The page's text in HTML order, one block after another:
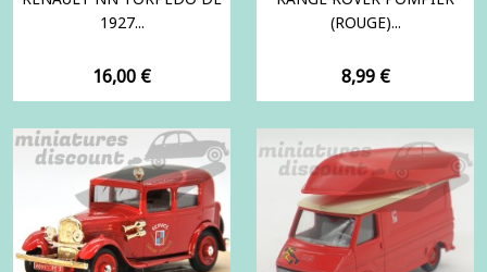
1927...
Prix
16,00 €
(ROUGE)...
Prix
8,99 €